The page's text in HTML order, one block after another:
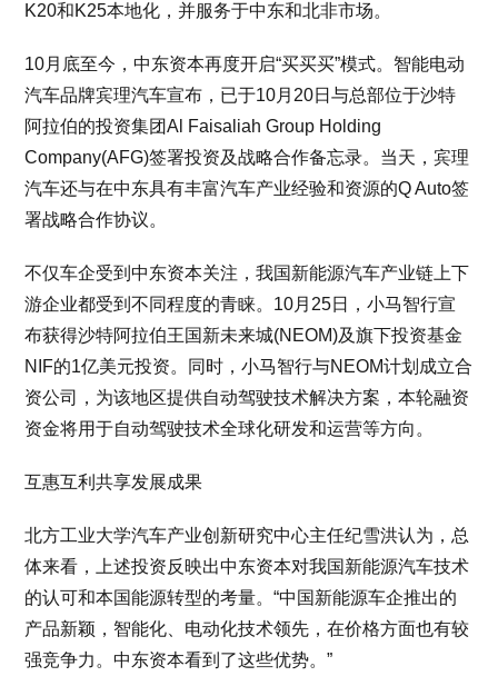
K20和K25本地化，并服务于中东和北非市场。
10月底至今，中东资本再度开启“买买买”模式。智能电动
汽车品牌宾理汽车宣布，已于10月20日与总部位于沙特
阿拉伯的投资集团Al Faisaliah Group Holding
Company(AFG)签署投资及战略合作备忘录。当天，宾理
汽车还与在中东具有丰富汽车产业经验和资源的Q Auto签
署战略合作协议。
不仅车企受到中东资本关注，我国新能源汽车产业链上下
游企业都受到不同程度的青睐。10月25日，小马智行宣
布获得沙特阿拉伯王国新未来城(NEOM)及旗下投资基金
NIF的1亿美元投资。同时，小马智行与NEOM计划成立合
资公司，为该地区提供自动驾驶技术解决方案，本轮融资
资金将用于自动驾驶技术全球化研发和运营等方向。
互惠互利共享发展成果
北方工业大学汽车产业创新研究中心主任纪雪洪认为，总
体来看，上述投资反映出中东资本对我国新能源汽车技术
的认可和本国能源转型的考量。“中国新能源车企推出的
产品新颖，智能化、电动化技术领先，在价格方面也有较
强竞争力。中东资本看到了这些优势。”